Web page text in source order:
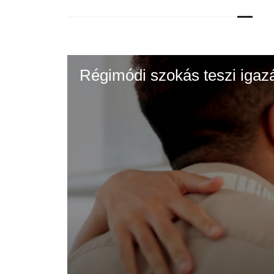
Régimódi szokás teszi